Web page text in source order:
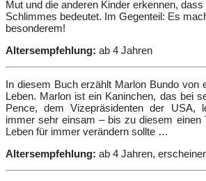
Mut und die anderen Kinder erkennen,
Schlimmes bedeutet. Im Gegenteil: Es
besonderem!
Altersempfehlung: ab 4 Jahren
In diesem Buch erzählt Marlon Bundo von
Leben. Marlon ist ein Kaninchen, das bei
Pence, dem Vizepräsidenten der USA,
immer sehr einsam – bis zu diesem einen
Leben für immer verändern sollte …
Altersempfehlung: ab 4 Jahren,